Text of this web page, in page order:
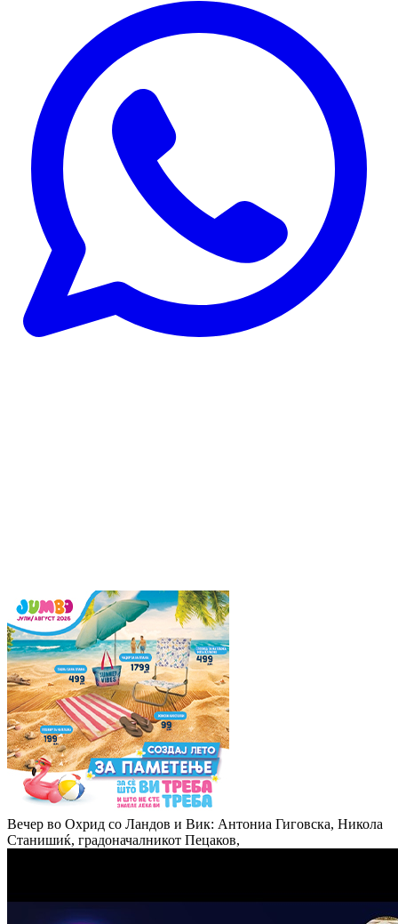
Вечер во Охрид со Ландов и Вик: Антониа Гиговска, Никола
Станишиќ, градоначалникот Пецаков,